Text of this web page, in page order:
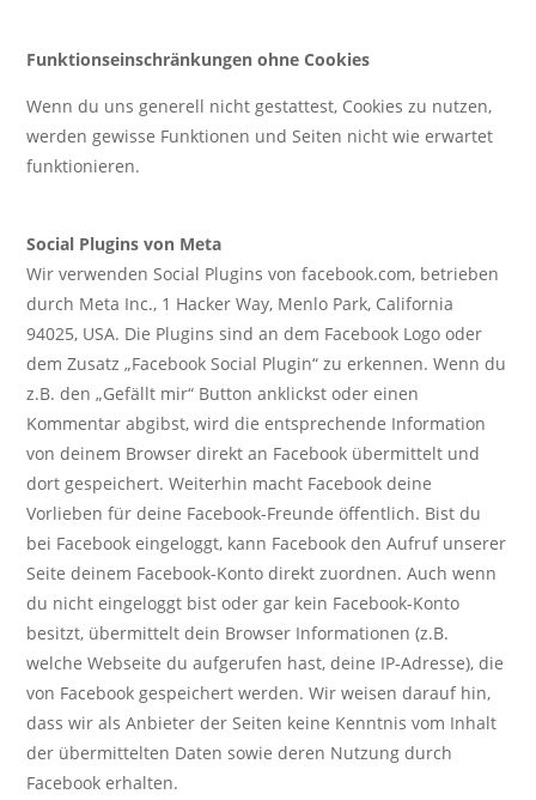
Funktionseinschränkungen ohne Cookies
Wenn du uns generell nicht gestattest, Cookies zu nutzen,
werden gewisse Funktionen und Seiten nicht wie erwartet
funktionieren.
Social Plugins von Meta
Wir verwenden Social Plugins von facebook.com, betrieben
durch Meta Inc., 1 Hacker Way, Menlo Park, California
94025, USA. Die Plugins sind an dem Facebook Logo oder
dem Zusatz „Facebook Social Plugin“ zu erkennen. Wenn du
z.B. den „Gefällt mir“ Button anklickst oder einen
Kommentar abgibst, wird die entsprechende Information
von deinem Browser direkt an Facebook übermittelt und
dort gespeichert. Weiterhin macht Facebook deine
Vorlieben für deine Facebook-Freunde öffentlich. Bist du
bei Facebook eingeloggt, kann Facebook den Aufruf unserer
Seite deinem Facebook-Konto direkt zuordnen. Auch wenn
du nicht eingeloggt bist oder gar kein Facebook-Konto
besitzt, übermittelt dein Browser Informationen (z.B.
welche Webseite du aufgerufen hast, deine IP-Adresse), die
von Facebook gespeichert werden. Wir weisen darauf hin,
dass wir als Anbieter der Seiten keine Kenntnis vom Inhalt
der übermittelten Daten sowie deren Nutzung durch
Facebook erhalten.